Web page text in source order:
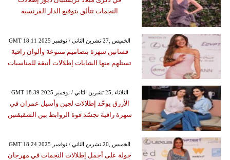
النجمات تتألق بتوقيع الدار الفرنسية
GMT 18:11 2025 الخميس ,27 تشرين الثاني / نوفمبر
فساتين سهرة بتصاميم متنوعة وألوان راقية
تستلهم منها الشابات إطلالات أنيقة للمناسبات
GMT 18:39 2025 الثلاثاء ,25 تشرين الثاني / نوفمبر
الأزرق يوحّد إطلالات لجين وأسيل عمران في
سهرة راقية تجسّد قوة الروابط بين الشقيقتين
GMT 18:24 2025 الخميس ,20 تشرين الثاني / نوفمبر
جولة على أجمل إطلالات النجمات في مهرجان